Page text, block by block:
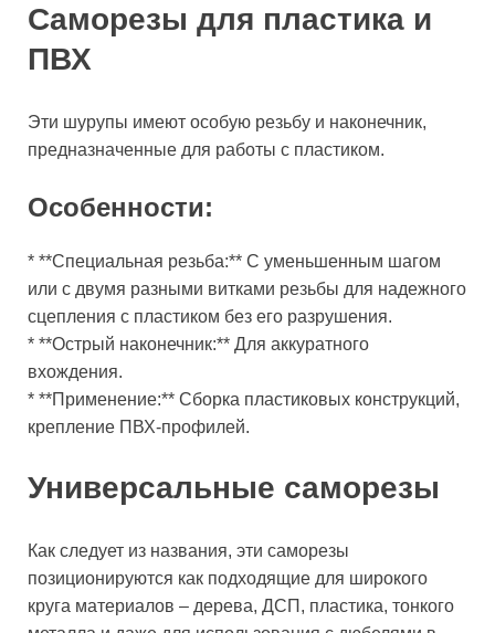
Саморезы для пластика и
ПВХ
Эти шурупы имеют особую резьбу и наконечник,
предназначенные для работы с пластиком.
Особенности:
* **Специальная резьба:** С уменьшенным шагом
или с двумя разными витками резьбы для надежного
сцепления с пластиком без его разрушения.
* **Острый наконечник:** Для аккуратного
вхождения.
* **Применение:** Сборка пластиковых конструкций,
крепление ПВХ-профилей.
Универсальные саморезы
Как следует из названия, эти саморезы
позиционируются как подходящие для широкого
круга материалов – дерева, ДСП, пластика, тонкого